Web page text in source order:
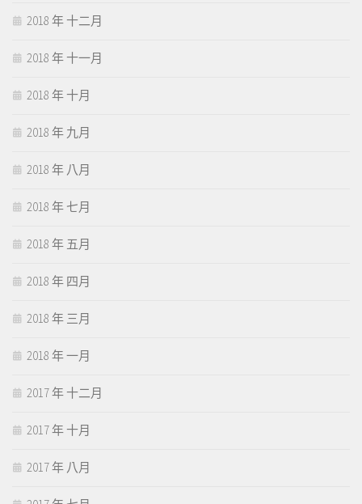
2018 年 十二月
2018 年 十一月
2018 年 十月
2018 年 九月
2018 年 八月
2018 年 七月
2018 年 五月
2018 年 四月
2018 年 三月
2018 年 一月
2017 年 十二月
2017 年 十月
2017 年 八月